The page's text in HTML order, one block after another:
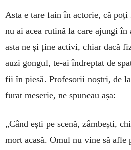
Asta e tare fain în actorie, că
nu ai acea rutină la care ajungi în
asta ne și ține activi, chiar dacă
auzi gongul, te-ai îndreptat de
fii în piesă. Profesorii noștri, de
furat meserie, ne spuneau așa:
„Când ești pe scenă, zâmbești,
mort acasă. Omul nu vine să afle